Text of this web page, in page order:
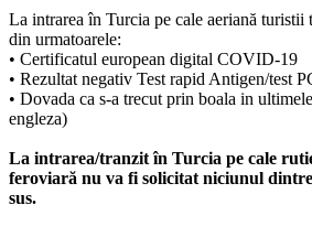
La intrarea în Turcia pe cale aeriană turistii
din urmatoarele:
• Certificatul european digital COVID-19
• Rezultat negativ Test rapid Antigen/test
• Dovada ca s-a trecut prin boala in
engleza)
La intrarea/tranzit în Turcia pe cale
feroviară nu va fi solicitat niciunul
sus.